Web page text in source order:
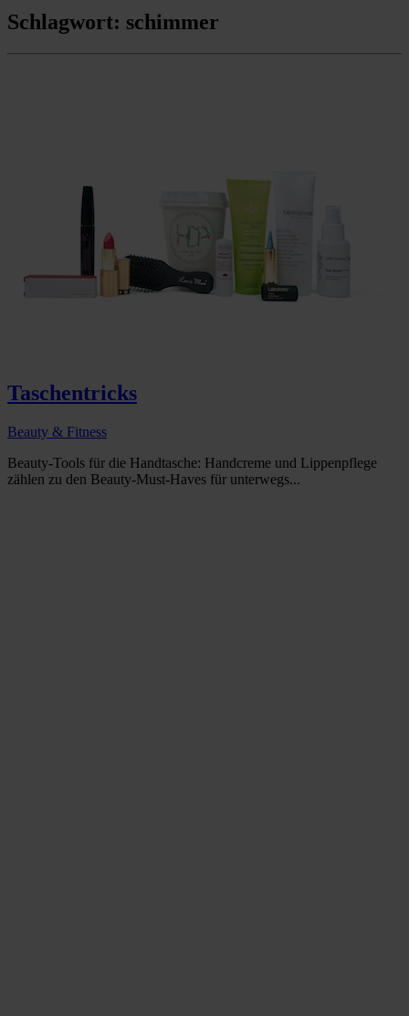
Schlagwort: schimmer
Taschentricks
Beauty & Fitness
Beauty-Tools für die Handtasche: Handcreme und Lippenpflege
zählen zu den Beauty-Must-Haves für unterwegs...